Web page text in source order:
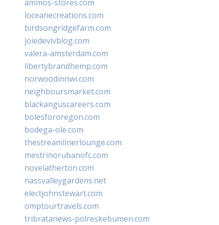
ammos-stores.com
loceanecreations.com
birdsongridgefarm.com
joiedevivblog.com
valera-amsterdam.com
libertybrandhemp.com
norwoodinnwi.com
neighboursmarket.com
blackanguscareers.com
bolesfororegon.com
bodega-ole.com
thestreamlinerlounge.com
mestrinorubanofc.com
novelatherton.com
nassvalleygardens.net
electjohnstewart.com
omptourtravels.com
tribratanews-polreskebumen.com